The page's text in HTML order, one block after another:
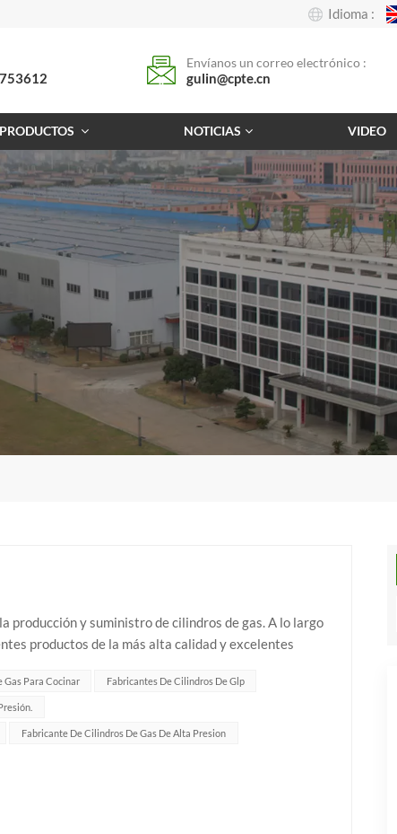
Idioma :
Envíanos un correo electrónico :
gulin@cpte.cn
PRODUCTOS NOTICIAS VIDEO
producción y suministro de cilindros de gas. A lo largo
productos de la más alta calidad y excelentes
Gas Para Cocinar Fabricantes De Cilindros De Glp
Fabricante De Cilindros De Gas De Alta Presion